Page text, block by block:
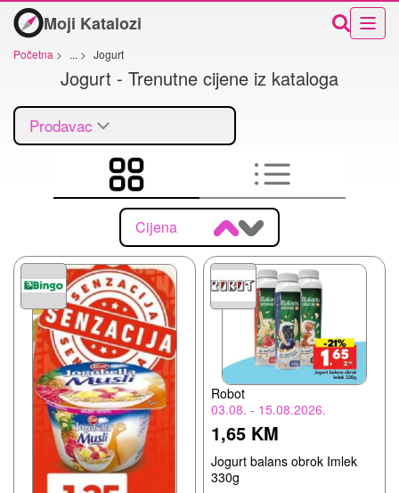
Moji Katalozi
Početna > ... > Jogurt
Jogurt - Trenutne cijene iz kataloga
Prodavac
Cijena
Robot
03.08. - 15.08.2026.
1,65 KM
Jogurt balans obrok Imlek
330g